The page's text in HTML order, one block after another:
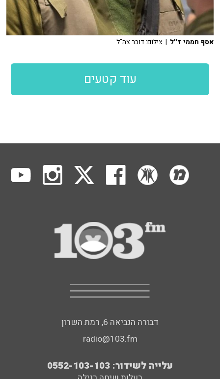
אסף חממי ז''ל | צילום: דובר צה"ל
עוד קטעים
דבורה הנביאה 6, רמת השרון
radio@103.fm
עלייה לשידור: 0552-103-103